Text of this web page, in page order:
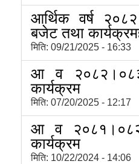
आर्थिक वर्ष
बजेट तथा
मिति: 09/21/2025 - 16:33
आ व
कार्यक्रम
मिति: 07/20/2025 - 12:17
आ व
कार्यक्रम
मिति: 10/22/2024 - 14:06